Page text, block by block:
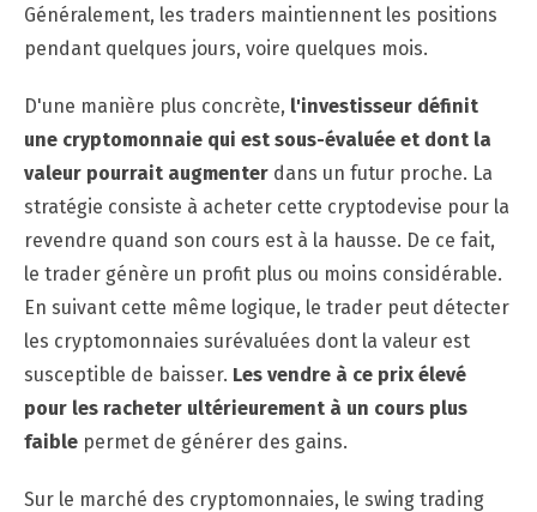
Généralement, les traders maintiennent les positions
pendant quelques jours, voire quelques mois.
D'une manière plus concrète, l'investisseur définit
une cryptomonnaie qui est sous-évaluée et dont la
valeur pourrait augmenter dans un futur proche. La
stratégie consiste à acheter cette cryptodevise pour la
revendre quand son cours est à la hausse. De ce fait,
le trader génère un profit plus ou moins considérable.
En suivant cette même logique, le trader peut détecter
les cryptomonnaies surévaluées dont la valeur est
susceptible de baisser. Les vendre à ce prix élevé
pour les racheter ultérieurement à un cours plus
faible permet de générer des gains.
Sur le marché des cryptomonnaies, le swing trading